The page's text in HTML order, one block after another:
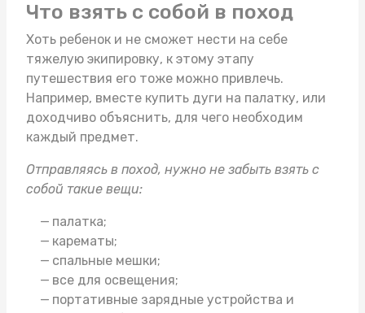
Что взять с собой в поход
Хоть ребенок и не сможет нести на себе
тяжелую экипировку, к этому этапу
путешествия его тоже можно привлечь.
Например, вместе купить дуги на палатку, или
доходчиво объяснить, для чего необходим
каждый предмет.
Отправляясь в поход, нужно не забыть взять с
собой такие вещи:
палатка;
карематы;
спальные мешки;
все для освещения;
портативные зарядные устройства и